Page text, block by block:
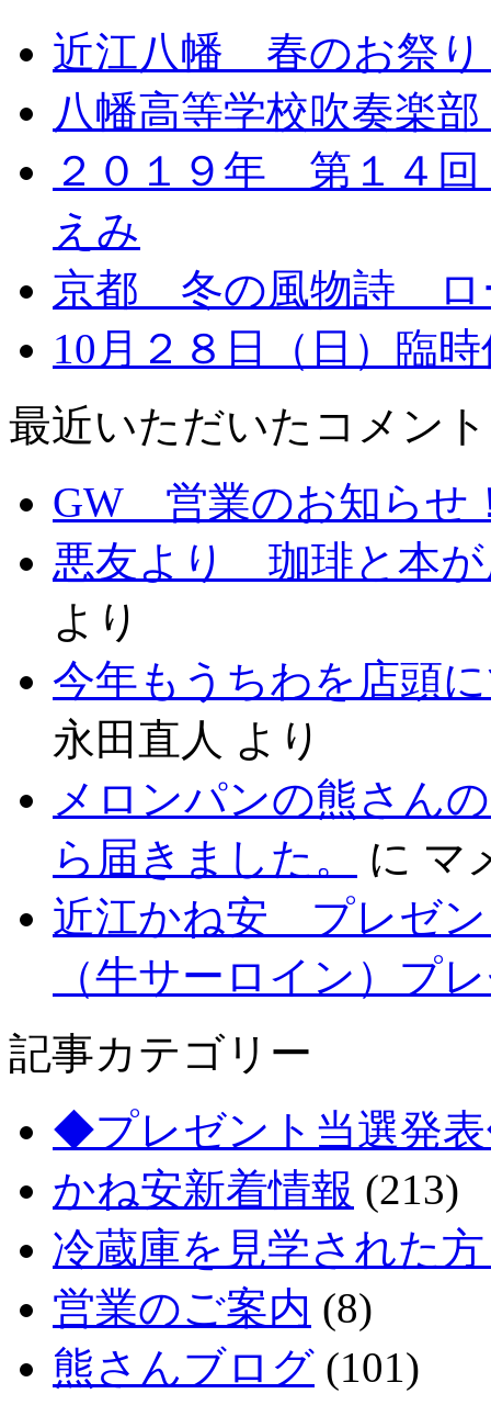
近江八幡 春のお祭
八幡高等学校吹奏楽
２０１９年 第１４
えみ
京都 冬の風物詩 ロ
10月２８日（日）臨
最近いただいたコメント
GW 営業のお知らせ
悪友より 珈琲と本が
より
今年もうちわを店頭
永田直人 より
メロンパンの熊さん
ら届きました。
に マ
近江かね安 プレゼ
（牛サーロイン）プ
記事カテゴリー
◆プレゼント当選発
かね安新着情報 (213)
冷蔵庫を見学された
営業のご案内 (8)
熊さんブログ (101)